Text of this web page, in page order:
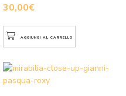
30,00€
AGGIUNGI AL CARRELLO